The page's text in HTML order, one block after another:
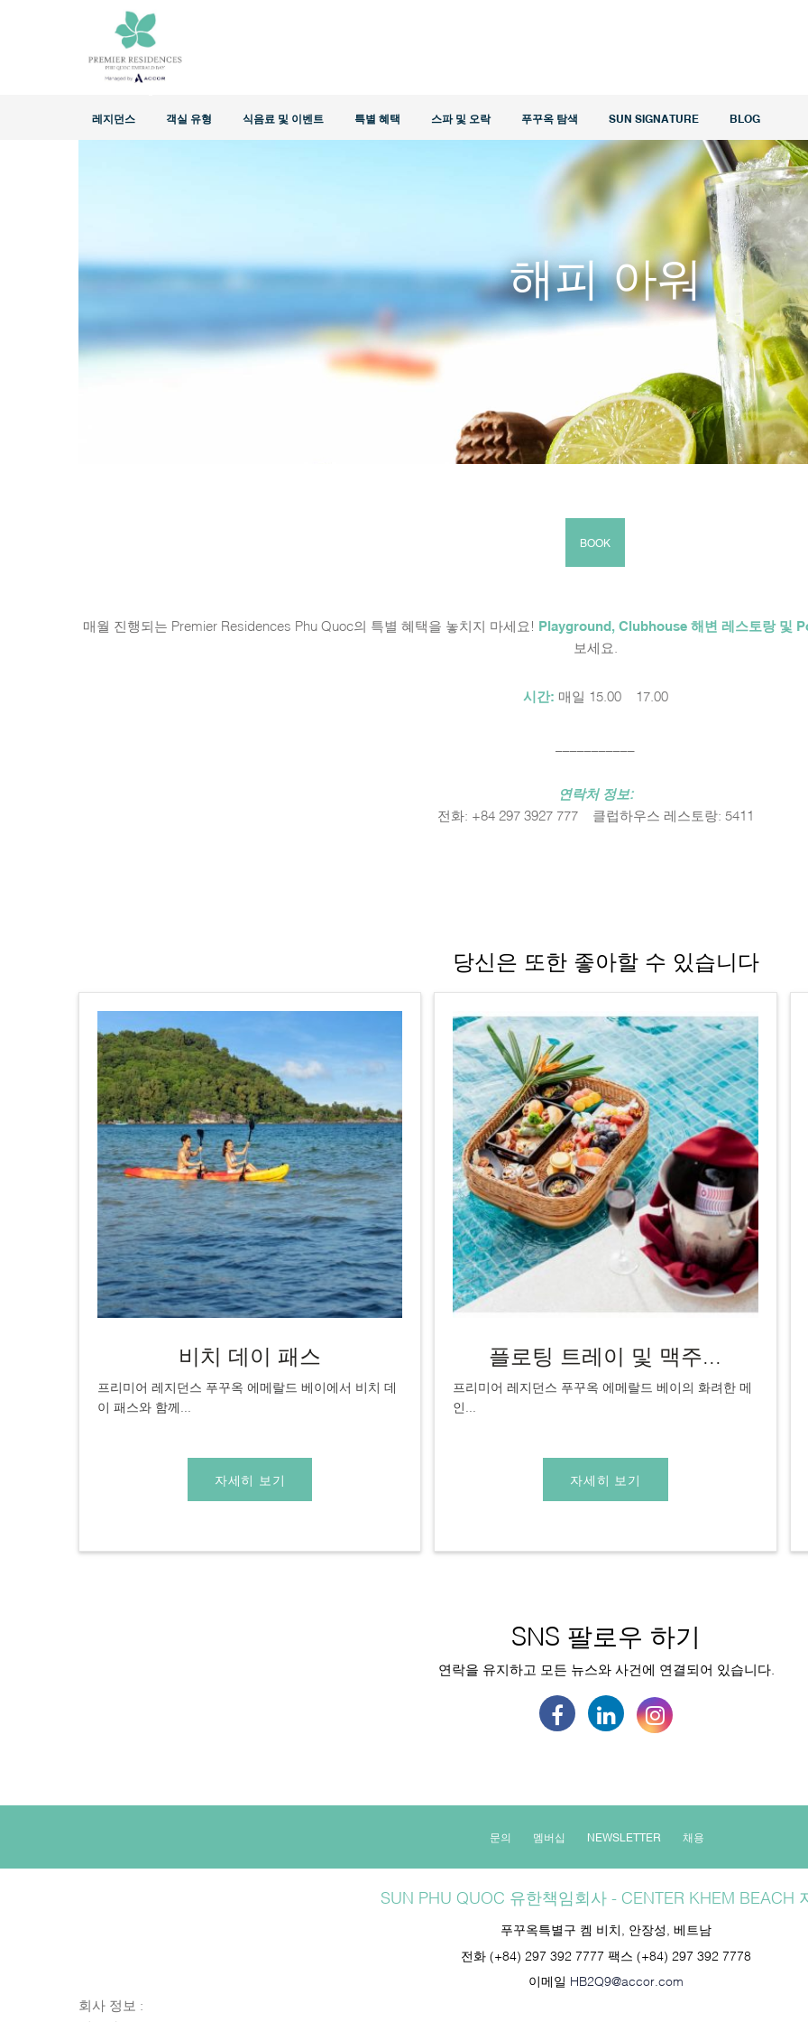
레지던스 객실 유형 식음료 및 이벤트 특별 혜택 스파 및 오락 푸꾸옥 탐색 SUN SIGNATURE BLOG
Home > 특별 혜택
해피 아워
BOOK
매월 진행되는 Premier Residences Phu Quoc의 특별 혜택을 놓치지 마세요! Playground, Clubhouse 해변 레스토랑 및
보세요.
시간: 매일 15.00 – 17.00
연락처 정보:
전화: +84 297 3927 777 – 클럽하우스 레스토랑: 5411
당신은 또한 좋아할 수 있습니다
비치 데이 패스
프리미어 레지던스 푸꾸옥 에메랄드 베이에서 비치 데
이 패스와 함께...
자세히 보기
플로팅 트레이 및 맥주...
프리미어 레지던스 푸꾸옥 에메랄드 베이의 화려한 메
인...
자세히 보기
SNS 팔로우 하기
연락을 유지하고 모든 뉴스와 사건에 연결되어 있습니다.
문의 멤버십 NEWSLETTER 채용
SUN PHU QUOC 유한책임회사 - CENTER KHEM BEACH
푸꾸옥특별구 켐 비치, 안장성, 베트남
전화 (+84) 297 392 7777 팩스 (+84) 297 392 7778
이메일 HB2Q9@accor.com
회사 정보 :